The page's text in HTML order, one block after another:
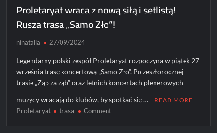
Proletaryat wraca z nową siłą i setlistą!
Rusza trasa „Samo Zło”!
ninatalia 27/09/2024
Legendarny polski zespół Proletaryat rozpoczyna w piątek 27
września trasę koncertową „Samo Zło”. Po zeszłorocznej
trasie „Ząb za ząb” oraz letnich koncertach plenerowych
muzycy wracają do klubów, by spotkać się … READ MORE
Proletaryat trasa Commenton